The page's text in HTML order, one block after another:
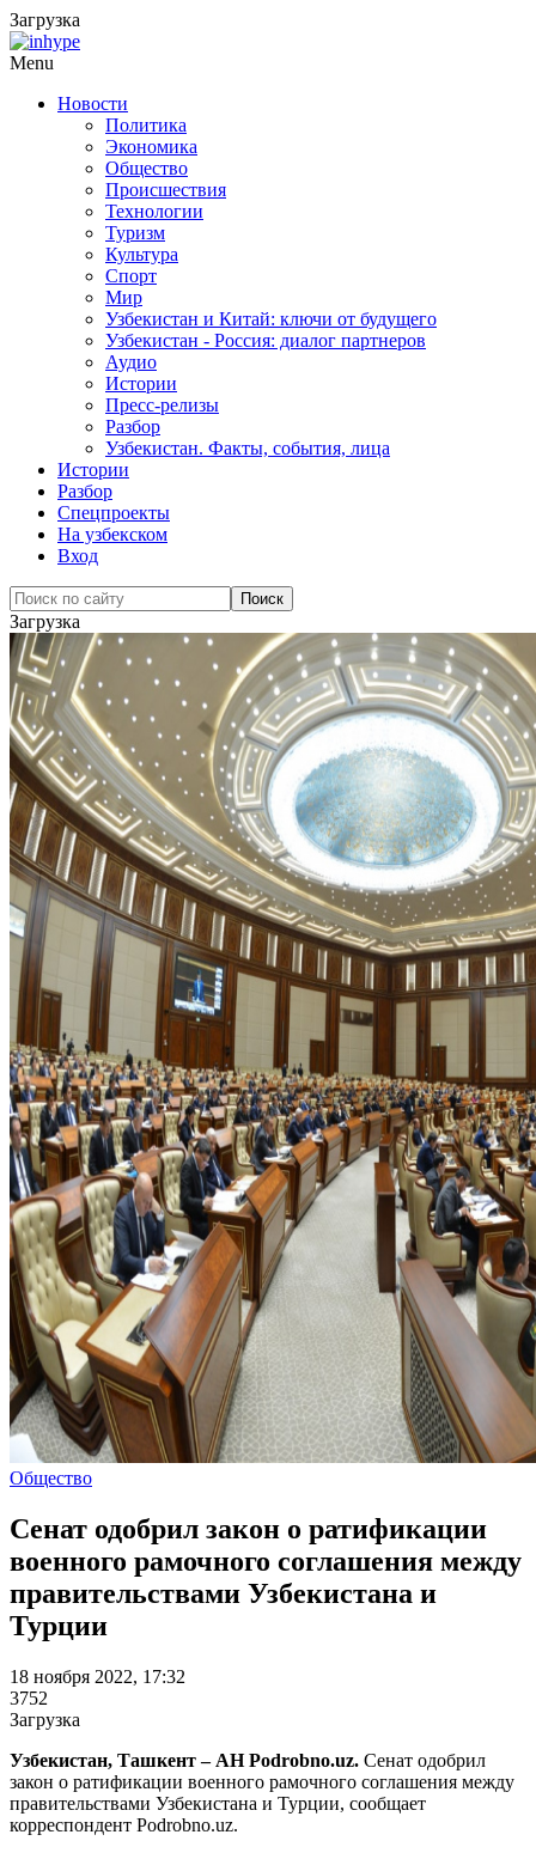
Загрузка
Menu
Новости
Политика
Экономика
Общество
Происшествия
Технологии
Туризм
Культура
Спорт
Мир
Узбекистан и Китай: ключи от будущего
Узбекистан - Россия: диалог партнеров
Аудио
Истории
Пресс-релизы
Разбор
Узбекистан. Факты, события, лица
Истории
Разбор
Спецпроекты
На узбекском
Вход
Загрузка
Общество
Сенат одобрил закон о ратификации
военного рамочного соглашения между
правительствами Узбекистана и
Турции
18 ноября 2022, 17:32
3752
Загрузка
Узбекистан, Ташкент – АН Podrobno.uz. Сенат одобрил
закон о ратификации военного рамочного соглашения между
правительствами Узбекистана и Турции, сообщает
корреспондент Podrobno.uz.